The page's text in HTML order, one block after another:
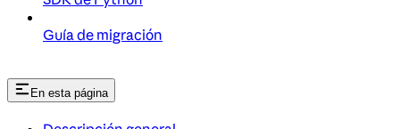
Guía de migración
En esta página